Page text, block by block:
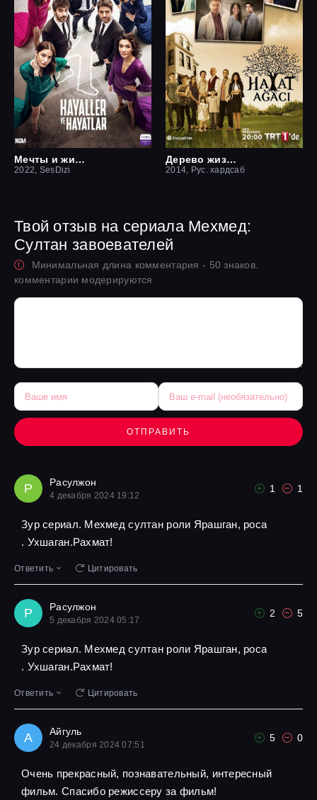
Мечты и жизни
2022, SesDizi
Дерево жизни
2014, Рус. хардсаб
Твой отзыв на сериала Мехмед:
Султан завоевателей
Минимальная длина комментария - 50 знаков.
комментарии модерируются
ОТПРАВИТЬ
Р Расулжон
4 декабря 2024 19:12
1 1
Зур сериал. Мехмед султан роли Ярашган, роса
. Ухшаган.Рахмат!
Ответить Цитировать
Р Расулжон
5 декабря 2024 05:17
2 5
Зур сериал. Мехмед султан роли Ярашган, роса
. Ухшаган.Рахмат!
Ответить Цитировать
А Айгуль
24 декабря 2024 07:51
5 0
Очень прекрасный, познавательный, интересный
фильм. Спасибо режиссеру за фильм!